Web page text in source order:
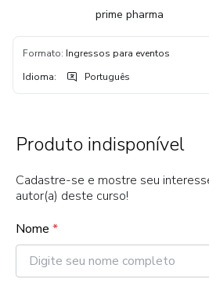
prime pharma
Formato: Ingressos para eventos
Idioma: Português
Produto indisponível
Cadastre-se e mostre seu
autor(a) deste curso!
Nome *